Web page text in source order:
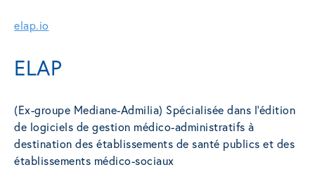
elap.io
ELAP
(Ex-groupe Mediane-Admilia) Spécialisée dans l’édition
de logiciels de gestion médico-administratifs à
destination des établissements de santé publics et des
établissements médico-sociaux